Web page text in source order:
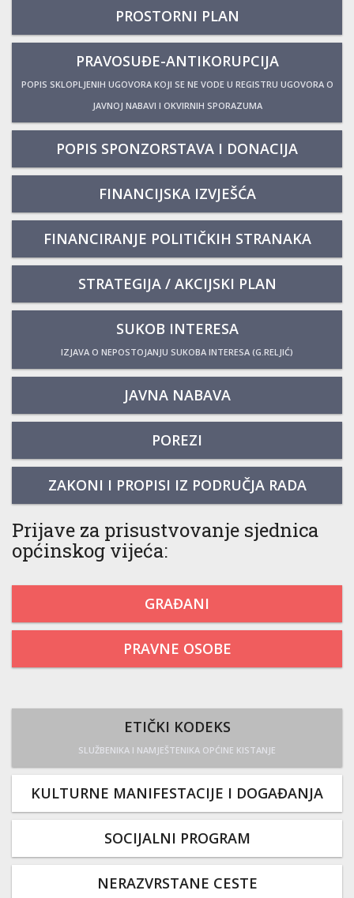
PROSTORNI PLAN
PRAVOSUĐE-ANTIKORUPCIJA
POPIS SKLOPLJENIH UGOVORA KOJI SE NE VODE U REGISTRU UGOVORA O
JAVNOJ NABAVI I OKVIRNIH SPORAZUMA
POPIS SPONZORSTAVA I DONACIJA
FINANCIJSKA IZVJEŠĆA
FINANCIRANJE POLITIČKIH STRANAKA
STRATEGIJA / AKCIJSKI PLAN
SUKOB INTERESA
IZJAVA O NEPOSTOJANJU SUKOBA INTERESA (G.RELJIĆ)
JAVNA NABAVA
POREZI
ZAKONI I PROPISI IZ PODRUČJA RADA
Prijave za prisustvovanje sjednica
općinskog vijeća:
GRAĐANI
PRAVNE OSOBE
ETIČKI KODEKS
SLUŽBENIKA I NAMJEŠTENIKA OPĆINE KISTANJE
KULTURNE MANIFESTACIJE I DOGAĐANJA
SOCIJALNI PROGRAM
NERAZVRSTANE CESTE